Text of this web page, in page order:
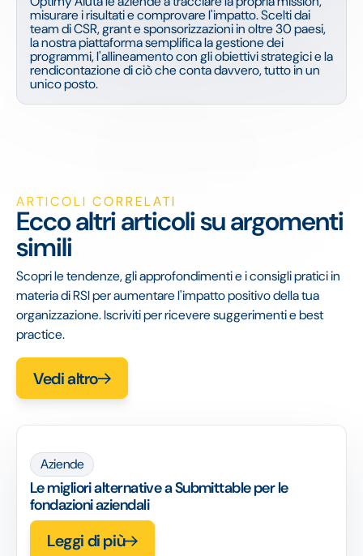
misurare i risultati e comprovare l'impatto. Scelti dai
team di CSR, grant e sponsorizzazioni in oltre 30 paesi,
la nostra piattaforma semplifica la gestione dei
programmi, l'allineamento con gli obiettivi strategici e la
rendicontazione di ciò che conta davvero, tutto in un
unico posto.
ARTICOLI CORRELATI
Ecco altri articoli su argomenti
simili
Scopri le tendenze, gli approfondimenti e i consigli pratici in
materia di RSI per aumentare l'impatto positivo della tua
organizzazione. Iscriviti per ricevere suggerimenti e best
practice.
Vedi altro
Aziende
Le migliori alternative a Submittable per le
fondazioni aziendali
Leggi di più